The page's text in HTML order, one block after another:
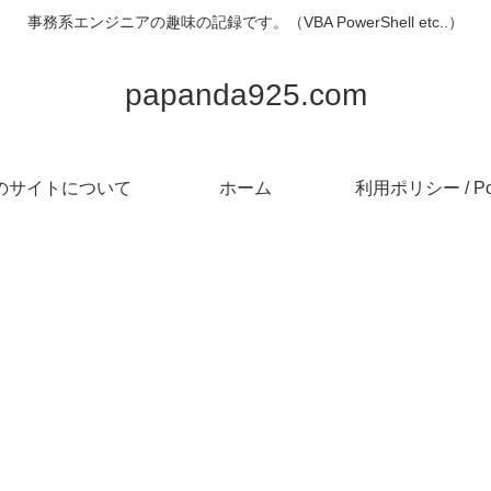
事務系エンジニアの趣味の記録です。（VBA PowerShell etc..）
papanda925.com
サイトについて ホーム 利用ポリシー /